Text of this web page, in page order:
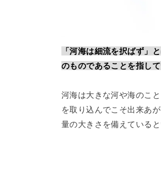
「河海は細流を択ばず」
のものであることを指して
河海は大きな河や海のこ
を取り込んでこそ出来あ
量の大きさを備えている